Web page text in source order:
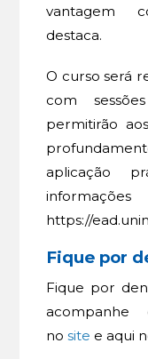
vantagem
destaca.
O curso será
com
permitirão
aplicação
https://
Fique por
Fique por
acompanhe
nosite e aqui